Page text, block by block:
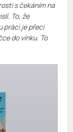
s čekáním na
To, že
práci je přeci
do vínku. To